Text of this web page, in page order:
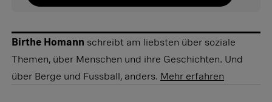
Birthe Homann schreibt am liebsten über soziale
Themen, über Menschen und ihre Geschichten. Und
über Berge und Fussball, anders. Mehr erfahren